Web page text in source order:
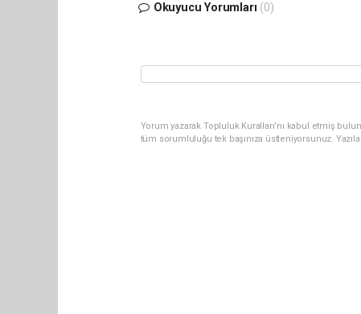
Okuyucu Yorumları (0)
Yorum yazarak Topluluk Kuralları’nı kabul etmiş
tüm sorumluluğu tek başınıza üstleniyorsunuz.